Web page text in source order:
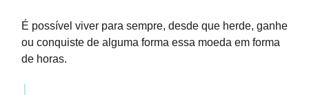
É possível viver para sempre, desde que herde, ganhe
ou conquiste de alguma forma essa moeda em forma
de horas.